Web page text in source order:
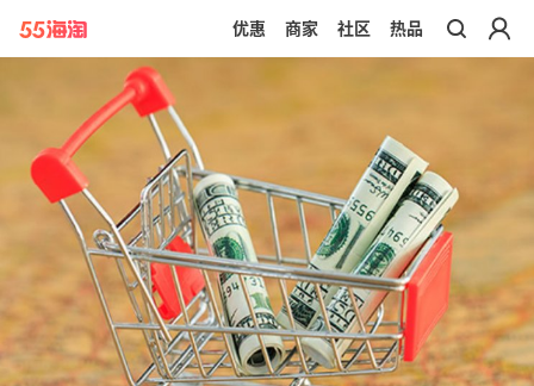
带你去官网买正品
优惠 商家 社区 热品